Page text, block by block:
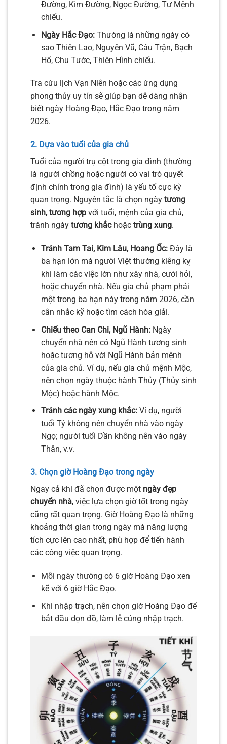
Đường, Kim Đường, Ngọc Đường, Tư Mệnh
chiếu.
Ngày Hắc Đạo:Thường là những ngày có
sao Thiên Lao, Nguyên Vũ, Câu Trận, Bạch
Hổ, Chu Tước, Thiên Hình chiếu.
Tra cứu lịch Vạn Niên hoặc các ứng dụng
phong thủy uy tín sẽ giúp bạn dễ dàng nhận
biết ngày Hoàng Đạo, Hắc Đạo trong năm
2026.
2. Dựa vào tuổi của gia chủ
Tuổi của người trụ cột trong gia đình (thường
là người chồng hoặc người có vai trò quyết
định chính trong gia đình) là yếu tố cực kỳ
quan trọng. Nguyên tắc là chọn ngày tương
sinh, tương hợp với tuổi, mệnh của gia chủ,
tránh ngày tương khắchoặc trùng xung.
Tránh Tam Tai, Kim Lâu, Hoang Ốc:Đây là
ba hạn lớn mà người Việt thường kiêng kỵ
khi làm các việc lớn như xây nhà, cưới hỏi,
hoặc chuyển nhà. Nếu gia chủ phạm phải
một trong ba hạn này trong năm 2026, cần
cân nhắc kỹ hoặc tìm cách hóa giải.
Chiếu theo Can Chi, Ngũ Hành:Ngày
chuyển nhà nên có Ngũ Hành tương sinh
hoặc tương hỗ với Ngũ Hành bản mệnh
của gia chủ. Ví dụ, nếu gia chủ mệnh Mộc,
nên chọn ngày thuộc hành Thủy (Thủy sinh
Mộc) hoặc hành Mộc.
Tránh các ngày xung khắc:Ví dụ, người
tuổi Tý không nên chuyển nhà vào ngày
Ngọ; người tuổi Dần không nên vào ngày
Thân, v.v.
3. Chọn giờ Hoàng Đạo trong ngày
Ngay cả khi đã chọn được một ngày đẹp
chuyển nhà, việc lựa chọn giờ tốt trong ngày
cũng rất quan trọng. Giờ Hoàng Đạo là những
khoảng thời gian trong ngày mà năng lượng
tích cực lên cao nhất, phù hợp để tiến hành
các công việc quan trọng.
Mỗi ngày thường có 6 giờ Hoàng Đạo xen
kẽ với 6 giờ Hắc Đạo.
Khi nhập trạch, nên chọn giờ Hoàng Đạo để
bắt đầu dọn đồ, làm lễ cúng nhập trạch.